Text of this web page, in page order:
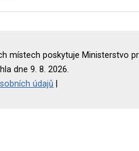
místech poskytuje Ministerstvo
dne 9. 8. 2026.
údajů